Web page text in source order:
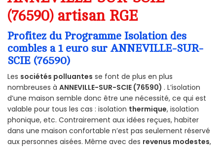
(76590) artisan RGE
Profitez du Programme Isolation des
combles a 1 euro sur ANNEVILLE-SUR-
SCIE (76590)
Les sociétés polluantes se font de plus en plus
nombreuses à ANNEVILLE-SUR-SCIE (76590) . L’isolation
d’une maison semble donc être une nécessité, ce qui est
valable pour tous les cas : isolation thermique, isolation
phonique, etc. Contrairement aux idées reçues, habiter
dans une maison confortable n’est pas seulement réservé
aux personnes aisées. Même avec des revenus modestes,